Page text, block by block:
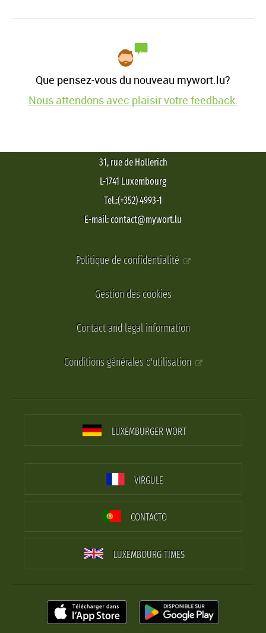
Que pensez-vous du nouveau mywort.lu?
Nous attendons avec plaisir votre feedback.
31, rue de Hollerich
L-1741 Luxembourg
Tel.:(+352) 4993-1
E-mail: contact@mywort.lu
Politique de confidentialité
Gestion des cookies
Contact and legal information
Conditions générales d'utilisation
LUXEMBURGER WORT
VIRGULE
CONTACTO
LUXEMBOURG TIMES